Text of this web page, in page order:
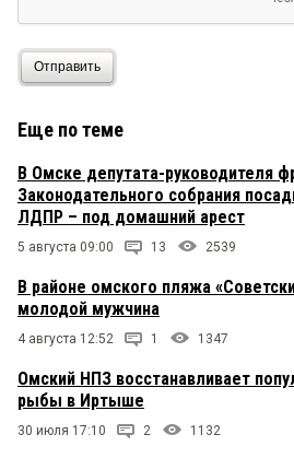
Отправить
Еще по теме
В Омске депутата-руководителя
Законодательного собрания
ЛДПР – под домашний арест
5 августа 09:00 13 2539
В районе омского пляжа
молодой мужчина
4 августа 12:52 1 1347
Омский НПЗ восстанавливает
рыбы в Иртыше
30 июля 17:10 2 1132